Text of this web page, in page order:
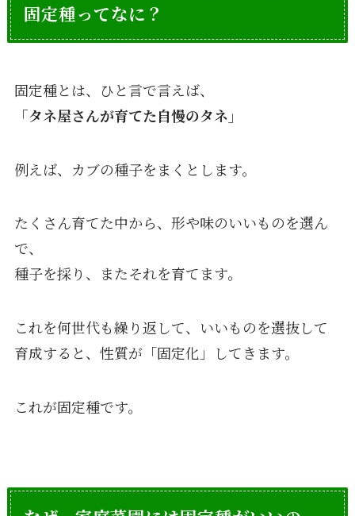
固定種ってなに？
固定種とは、ひと言で言えば、
「タネ屋さんが育てた自慢のタネ」
例えば、カブの種子をまくとします。
たくさん育てた中から、形や味のいいものを選ん
で、
種子を採り、またそれを育てます。
これを何世代も繰り返して、いいものを選抜して
育成すると、性質が「固定化」してきます。
これが固定種です。